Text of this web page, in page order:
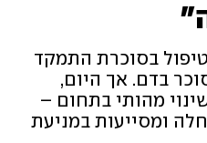
בסוכרת התמקד
בדם. אך היום,
מהותי בתחום –
ומסייעות במניעת